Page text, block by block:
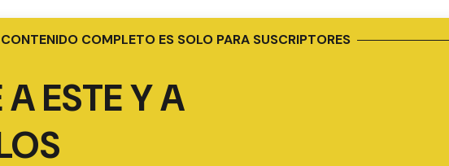
COMPLETO ES SOLO PARA SUSCRIPTORES
ESTE Y A